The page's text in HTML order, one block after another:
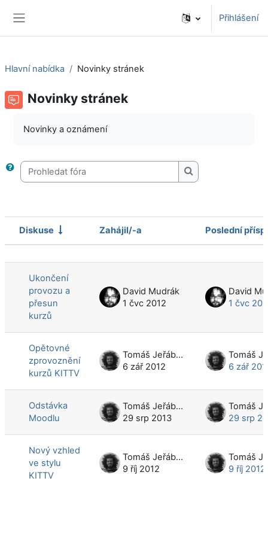
Přihlášení
Hlavní nabídka Novinky stránek
Novinky stránek
Novinky a oznámení
Prohledat fóra
Prohledat fóra
Stav
Diskuse Zahájil/-a Poslední
Ukončení
provozu a
přesun
kurzů
David Mudrák
1 čvc 2012
David
1 čvc
Opětovné
zprovoznění
kurzů KITTV
Tomáš Jeřábek
6 zář 2012
6 zář
Odstávka
Moodlu
Tomáš Jeřábek
29 srp 2013
29 srp
Nový vzhled
ve stylu
KITTV
Tomáš Jeřábek
9 říj 2012
9 říj 2012